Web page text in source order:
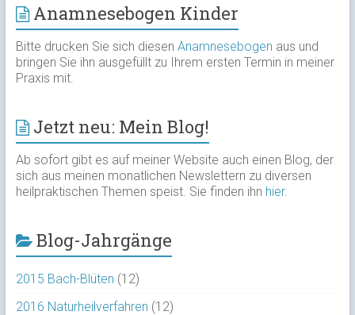
Anamnesebogen Kinder
Bitte drucken Sie sich diesen Anamnesebogen aus und
bringen Sie ihn ausgefüllt zu Ihrem ersten Termin in meiner
Praxis mit.
Jetzt neu: Mein Blog!
Ab sofort gibt es auf meiner Website auch einen Blog, der
sich aus meinen monatlichen Newslettern zu diversen
heilpraktischen Themen speist. Sie finden ihn hier.
Blog-Jahrgänge
2015 Bach-Blüten (12)
2016 Naturheilverfahren (12)